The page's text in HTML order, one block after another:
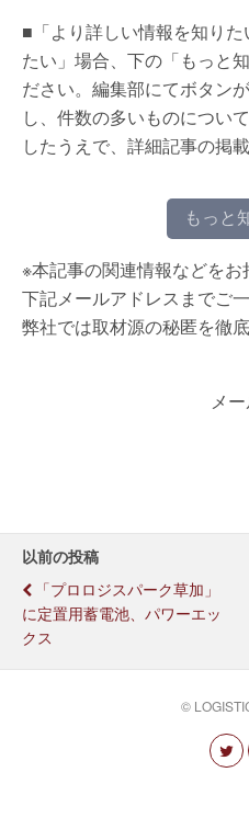
■「より詳しい情報を知り
たい」場合、下の「もっと
ださい。編集部にてボタン
し、件数の多いものについ
したうえで、詳細記事の掲
もっと
※本記事の関連情報などを
下記メールアドレスまでご
弊社では取材源の秘匿を徹底
メ
以前の投稿
「プロロジスパーク草加」
に定置用蓄電池、パワーエッ
クス
©